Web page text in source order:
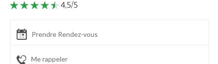
4,5/5
Prendre Rendez-vous
Me rappeler